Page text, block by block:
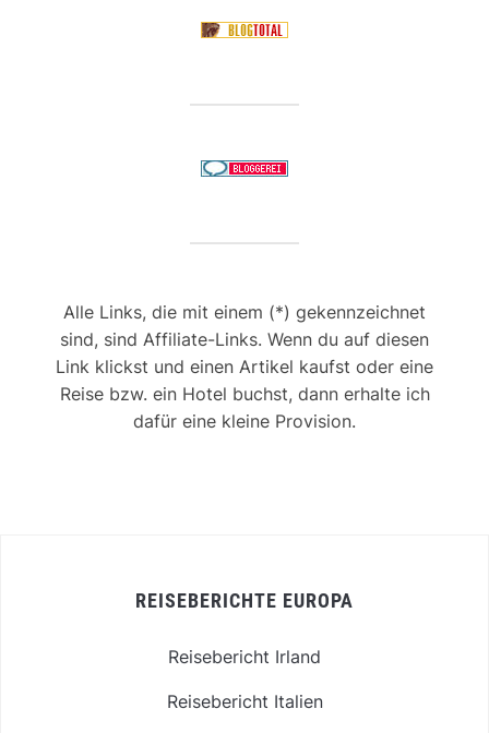
Alle Links, die mit einem (*) gekennzeichnet
sind, sind Affiliate-Links. Wenn du auf diesen
Link klickst und einen Artikel kaufst oder eine
Reise bzw. ein Hotel buchst, dann erhalte ich
dafür eine kleine Provision.
REISEBERICHTE EUROPA
Reisebericht Irland
Reisebericht Italien